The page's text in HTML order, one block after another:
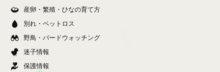
産卵・繁殖・ひなの育て方
別れ・ペットロス
野鳥・バードウォッチング
迷子情報
保護情報